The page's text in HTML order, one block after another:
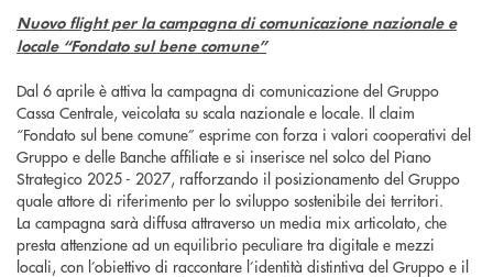
Nuovo flight per la campagna di comunicazione nazionale e
locale “Fondato sul bene comune”
Dal 6 aprile è attiva la campagna di comunicazione del Gruppo
Cassa Centrale, veicolata su scala nazionale e locale. Il claim
“Fondato sul bene comune” esprime con forza i valori cooperativi del
Gruppo e delle Banche affiliate e si inserisce nel solco del Piano
Strategico 2025 - 2027, rafforzando il posizionamento del Gruppo
quale attore di riferimento per lo sviluppo sostenibile dei territori.
La campagna sarà diffusa attraverso un media mix articolato, che
presta attenzione ad un equilibrio peculiare tra digitale e mezzi
locali, con l’obiettivo di raccontare l’identità distintiva del Gruppo e il